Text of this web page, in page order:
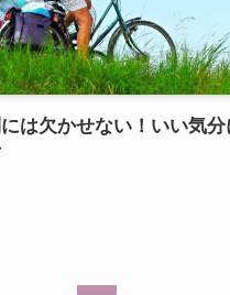
は欠かせない！いい気